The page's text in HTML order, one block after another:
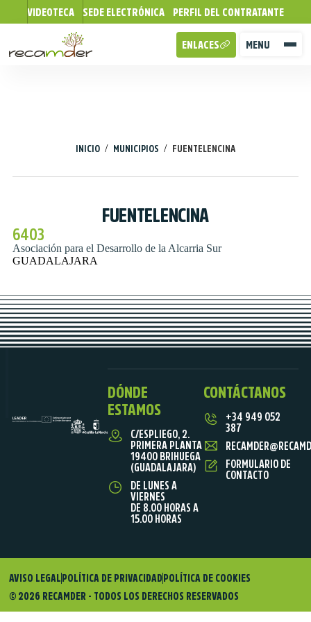
VIDEOTECA SEDE ELECTRÓNICA PERFIL DEL CONTRATANTE
MENU
ENLACES
INICIO / MUNICIPIOS / FUENTELENCINA
FUENTELENCINA
6403
Asociación para el Desarrollo de la Alcarria Sur
GUADALAJARA
DÓNDE
ESTAMOS
C/ESPLIEGO, 2.
PRIMERA PLANTA
19400 BRIHUEGA
(GUADALAJARA)
DE LUNES A
VIERNES
DE 8.00 HORAS A
15.00 HORAS
CONTÁCTANOS
+34 949 052
387
FORMULARIO DE
CONTACTO
© 2026 RECAMDER - TODOS LOS DERECHOS RESERVADOS
AVISO LEGAL POLÍTICA DE PRIVACIDAD POLÍTICA DE COOKIES